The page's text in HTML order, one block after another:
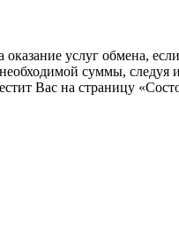
услуг обмена,
суммы,
Вас на страницу